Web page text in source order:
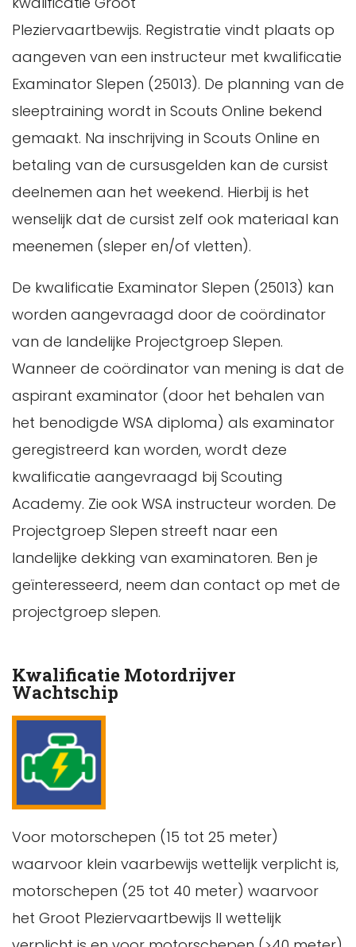
Pleziervaartbewijs. Registratie vindt plaats op
aangeven van een instructeur met kwalificatie
Examinator Slepen (25013). De planning van de
sleeptraining wordt in Scouts Online bekend
gemaakt. Na inschrijving in Scouts Online en
betaling van de cursusgelden kan de cursist
deelnemen aan het weekend. Hierbij is het
wenselijk dat de cursist zelf ook materiaal kan
meenemen (sleper en/of vletten).
De kwalificatie Examinator Slepen (25013) kan
worden aangevraagd door de coördinator
van de landelijke Projectgroep Slepen.
Wanneer de coördinator van mening is dat de
aspirant examinator (door het behalen van
het benodigde WSA diploma) als examinator
geregistreerd kan worden, wordt deze
kwalificatie aangevraagd bij Scouting
Academy. Zie ook WSA instructeur worden. De
Projectgroep Slepen streeft naar een
landelijke dekking van examinatoren. Ben je
geïnteresseerd, neem dan contact op met de
projectgroep slepen.
Kwalificatie Motordrijver
Wachtschip
Voor motorschepen (15 tot 25 meter)
waarvoor klein vaarbewijs wettelijk verplicht is,
motorschepen (25 tot 40 meter) waarvoor
het Groot Pleziervaartbewijs II wettelijk